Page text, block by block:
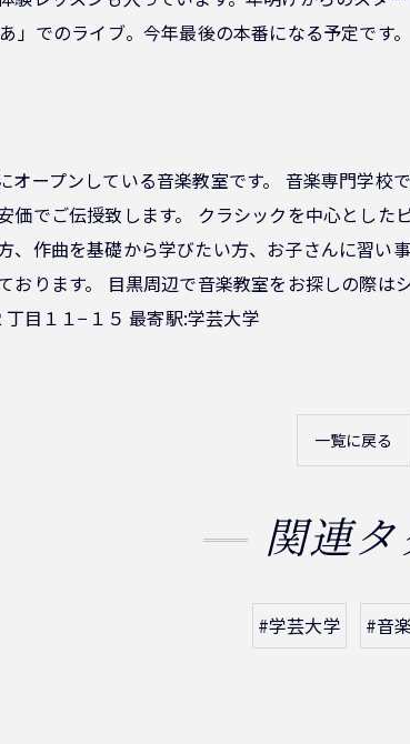
でのライブ。今年最後の本番になる予定です。
オープンしている音楽教室です。 音楽専門学
価でご伝授致します。 クラシックを中心とし
、作曲を基礎から学びたい方、お子さんに習
おります。 目黒周辺で音楽教室をお探しの際
目１１−１５ 最寄駅:学芸大学
一覧に戻る
関連タ
#学芸大学 #音